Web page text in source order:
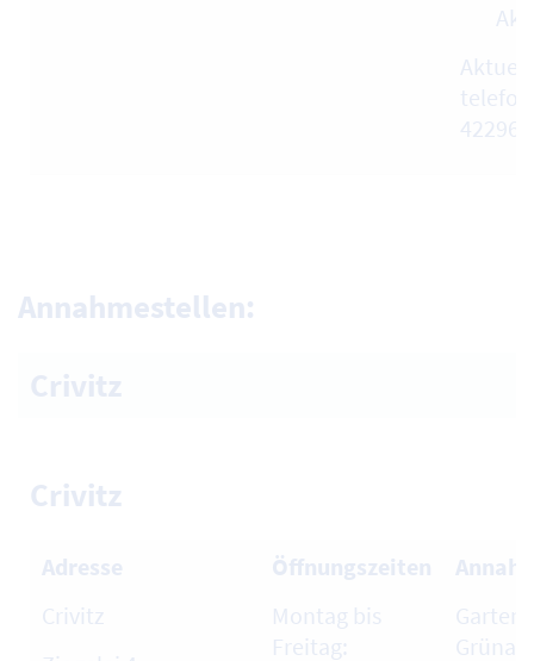
422960
Annahmestellen:
Crivitz
Adresse
Crivitz
Öffnungszeiten
Montag bis
Freitag: